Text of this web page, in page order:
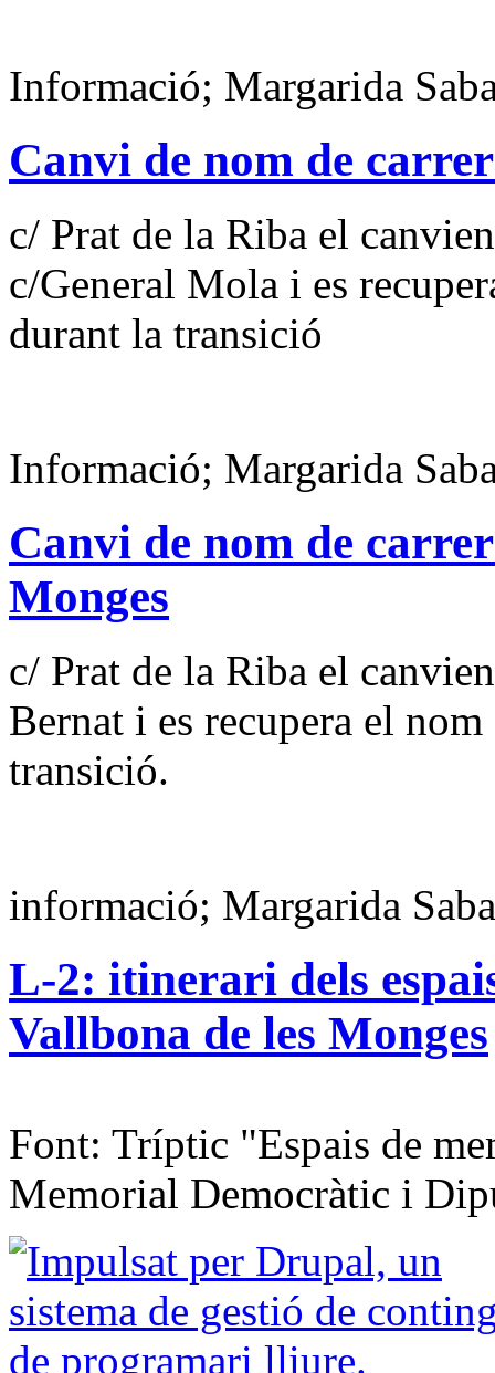
Informació; Margarida
Canvi de nom de
c/ Prat de la Riba el
c/General Mola i es
durant la transició
Informació; Margarida
Canvi de nom de
Monges
c/ Prat de la Riba el
Bernat i es recupera el
transició.
informació; Margarida
L-2: itinerari dels
Vallbona de les Monges
Font: Tríptic "Espais de
Memorial Democràtic i